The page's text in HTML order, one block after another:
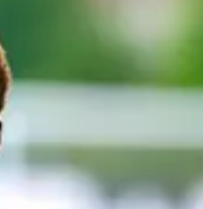
tout seul ça vas être